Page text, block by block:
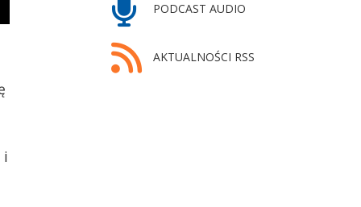
i
PODCAST AUDIO
AKTUALNOŚCI RSS